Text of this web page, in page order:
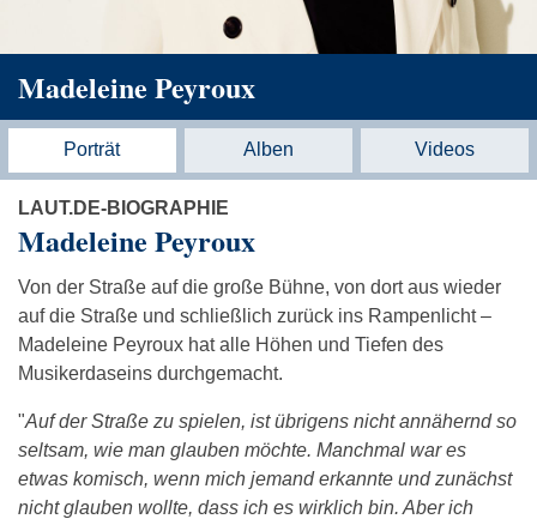
Madeleine Peyroux
Porträt Alben Videos
LAUT.DE-BIOGRAPHIE
Madeleine Peyroux
Von der Straße auf die große Bühne, von dort aus wieder
auf die Straße und schließlich zurück ins Rampenlicht –
Madeleine Peyroux hat alle Höhen und Tiefen des
Musikerdaseins durchgemacht.
"Auf der Straße zu spielen, ist übrigens nicht annähernd so
seltsam, wie man glauben möchte. Manchmal war es
etwas komisch, wenn mich jemand erkannte und zunächst
nicht glauben wollte, dass ich es wirklich bin. Aber ich